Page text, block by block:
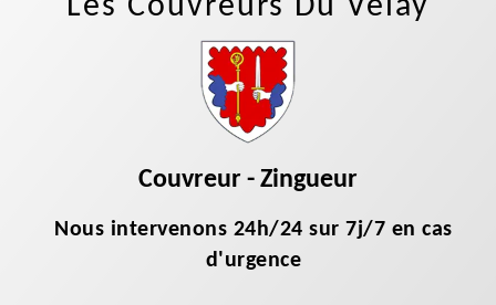
Les Couvreurs Du Velay
Couvreur - Zingueur
Nous intervenons 24h/24 sur 7j/7 en cas
d'urgence